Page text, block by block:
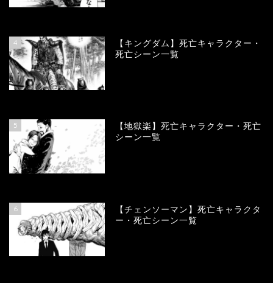
4
【キングダム】死亡キャラクター・
死亡シーン一覧
5
【地獄楽】死亡キャラクター・死亡
シーン一覧
6
【チェンソーマン】死亡キャラクタ
ー・死亡シーン一覧